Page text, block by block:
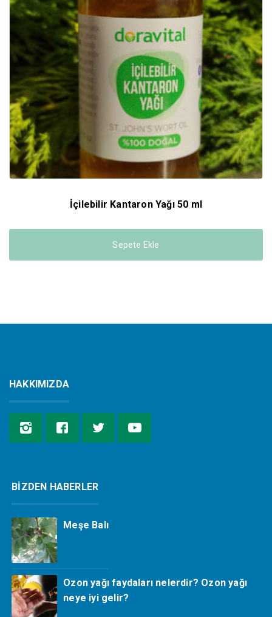
İçilebilir Kantaron Yağı 50 ml
Sepete Ekle
HAKKIMIZDA
BİZDEN HABERLER
Meşe Balı
Ozon yağı faydaları nelerdir? Ozon yağı
neye iyi gelir?